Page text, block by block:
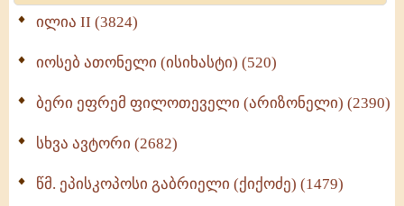
Wisdomge (514)
ქადაგებანი გაბრიელ ეპისკოპოსისა - II ტომი
სულიერი ცხოვრების სახელმძღვანელო -
ნაწილი II (369)
ილია II (3824)
იოსებ ათონელი (ისიხასტი) (520)
ბერი ეფრემ ფილოთეველი (არიზონელი) (2390)
სხვა ავტორი (2682)
წმ. ეპისკოპოსი გაბრიელი (ქიქოძე) (1479)